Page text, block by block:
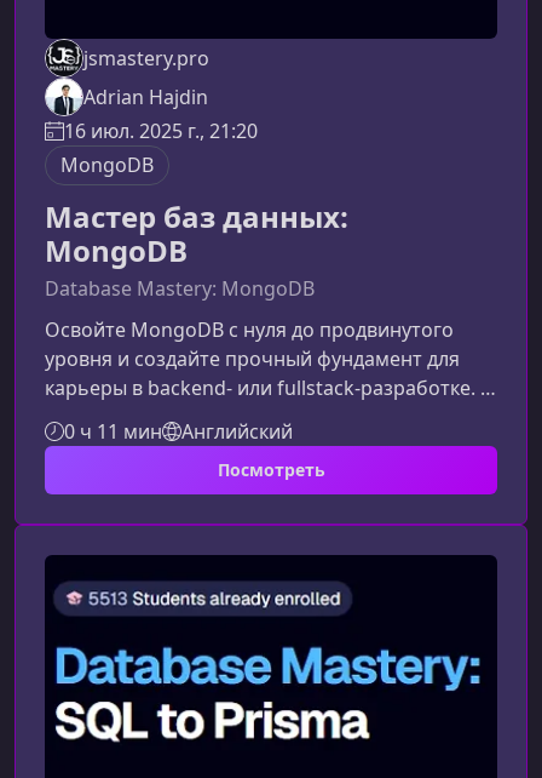
jsmastery.pro
Adrian Hajdin
16 июл. 2025 г., 21:20
MongoDB
Мастер баз данных:
MongoDB
Database Mastery: MongoDB
Освойте MongoDB с нуля до продвинутого
уровня и создайте прочный фундамент для
карьеры в backend- или fullstack‑разработке. В
этом материале вы узнаете, чему посвящён
курс «Мастер баз данных: MongoDB», какие
навыки вы получите и почему NoSQL‑подход
становится ключевым в современных
веб‑приложениях.Что представляет собой
курсЭтот практико-ориентированный курс
создан для тех, кто хочет уверенно работать с
документно-ориентированными базами данны
0 ч 11 мин Английский
Посмотреть